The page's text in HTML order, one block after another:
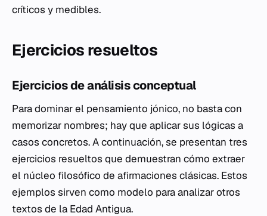
críticos y medibles.
Ejercicios resueltos
Ejercicios de análisis conceptual
Para dominar el pensamiento jónico, no basta con
memorizar nombres; hay que aplicar sus lógicas a
casos concretos. A continuación, se presentan tres
ejercicios resueltos que demuestran cómo extraer
el núcleo filosófico de afirmaciones clásicas. Estos
ejemplos sirven como modelo para analizar otros
textos de la Edad Antigua.